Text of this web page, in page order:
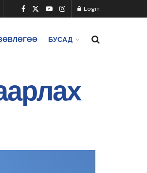
Login
БУСАД